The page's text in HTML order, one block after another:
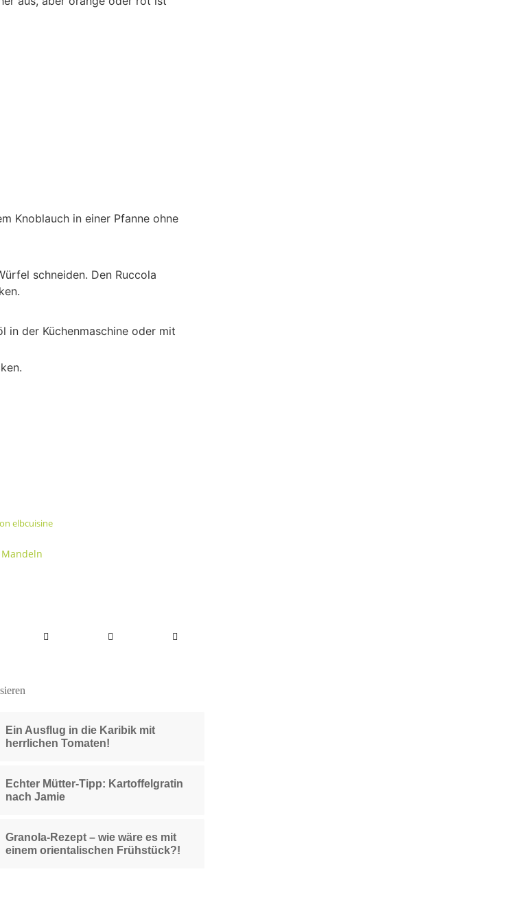
Knoblauch in einer Pfanne ohne
schneiden. Den Ruccola
in der Küchenmaschine oder mit
elbcuisine
Mandeln
Ein Ausflug in die Karibik mit
herrlichen Tomaten!
Echter Mütter-Tipp: Kartoffelgratin
nach Jamie
Granola-Rezept – wie wäre es mit
einem orientalischen Frühstück?!